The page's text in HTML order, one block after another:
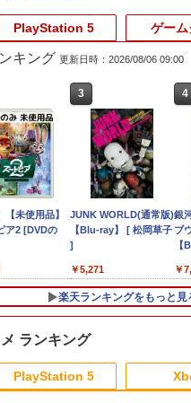
品P10倍 8/4〜
リー】【中
ぽこ あ
3
任天堂 【Switch2】ス
プラトゥーン レイダー
ス [BEE-P-AADLA
レイダ-ス]
￥6,740
4
【
[メ
【
￥
PlayStation 5
ロフリーク チ
リーク2 限定
ラー PRO
PS4 NS pro凹
段階高さ調節
PS4 PS5
【定形外郵便
壊れによる返
お受けできま
3
ソニー・インタラクテ
ィブエンタテインメン
ト スティックモジュー
Edge(TM) ワイヤレス
コントローラー用）
[CFI-ZSM1G PS5 デュ
ィックモジュール]
￥2,679
4
即
肩
防
￥
ゲー
レイトン ミス
ャーニー カト
ルと大富豪の
3
モンスターボールケー
ス ポケモンgo Plus 多
機能保護ケース プラス
納ボック スポークボー
ル用ポータブルケース
￥1,680
4
【
要
限
エ
古
￥
キング 更新日時：2026/08/06 09:00
【未使用品】
ア2 [DVDの
3
JUNK WORLD(通常版)
【Blu-ray】 [ 松岡草子
]
￥5,271
4
銀
ブ
【
￥
楽天ランキングをもっと見
ランキング
PlayStation 5